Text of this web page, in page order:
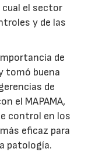
el sector
y de las
de
tomó buena
de
el MAPAMA,
control en los
eficaz para
patología.